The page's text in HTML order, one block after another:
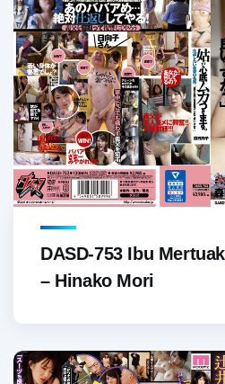
DASD-753 Ibu
– Hinako Mori